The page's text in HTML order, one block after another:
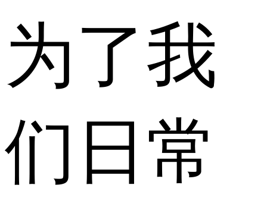
为了我
们日常